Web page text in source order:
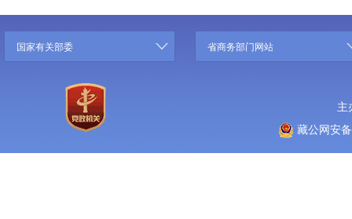
国家有关部委 省商务部门网站
主
藏公网安备